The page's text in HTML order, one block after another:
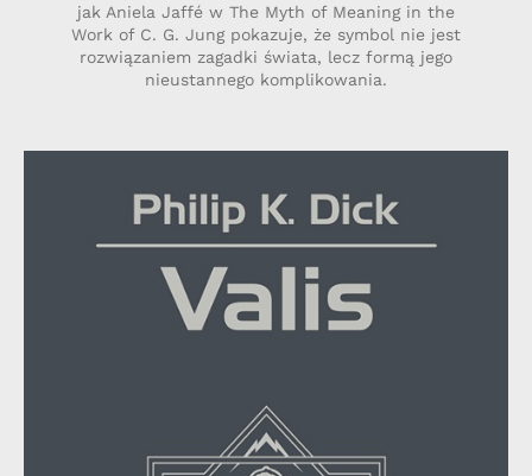
jak Aniela Jaffé w The Myth of Meaning in the
Work of C. G. Jung pokazuje, że symbol nie jest
rozwiązaniem zagadki świata, lecz formą jego
nieustannego komplikowania.